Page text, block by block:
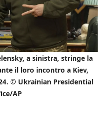
a sinistra, stringe la
il loro incontro a Kiev,
© Ukrainian Presidential
AP